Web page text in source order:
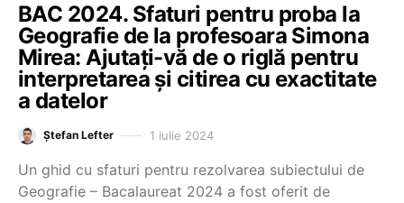
BAC 2024. Sfaturi pentru proba la
Geografie de la profesoara Simona
Mirea: Ajutați-vă de o riglă pentru
interpretarea și citirea cu exactitate
a datelor
Ștefan Lefter 1 iulie 2024
Un ghid cu sfaturi pentru rezolvarea subiectului de
Geografie – Bacalaureat 2024 a fost oferit de